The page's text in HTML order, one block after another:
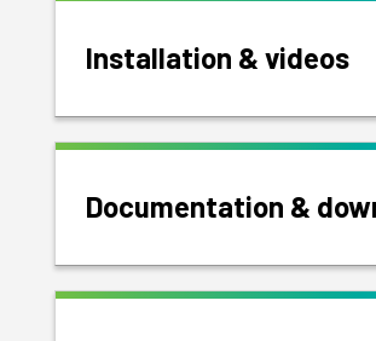
Installation & videos
Documentation &